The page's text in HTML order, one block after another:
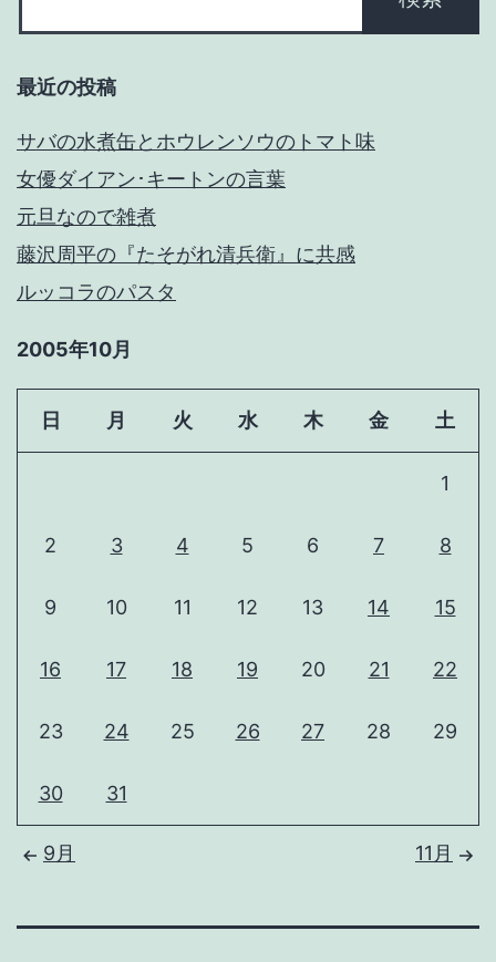
最近の投稿
サバの水煮缶とホウレンソウのトマト味
女優ダイアン･キートンの言葉
元旦なので雑煮
藤沢周平の『たそがれ清兵衛』に共感
ルッコラのパスタ
2005年10月
日 月 火 水 木 金 土
1
2 3 4 5 6 7 8
9 10 11 12 13 14 15
16 17 18 19 20 21 22
23 24 25 26 27 28 29
30 31
9月 11月